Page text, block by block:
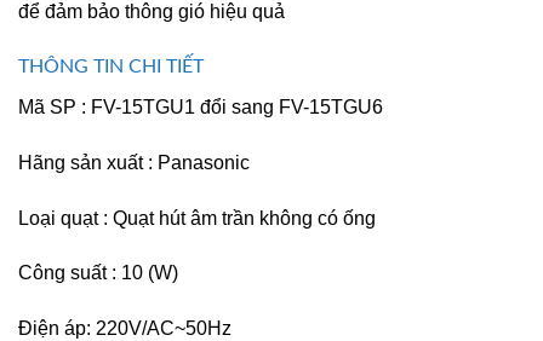
để đảm bảo thông gió hiệu quả
THÔNG TIN CHI TIẾT
Mã SP : FV-15TGU1 đổi sang FV-15TGU6
Hãng sản xuất : Panasonic
Loại quạt : Quạt hút âm trần không có ống
Công suất : 10 (W)
Điện áp: 220V/AC~50Hz